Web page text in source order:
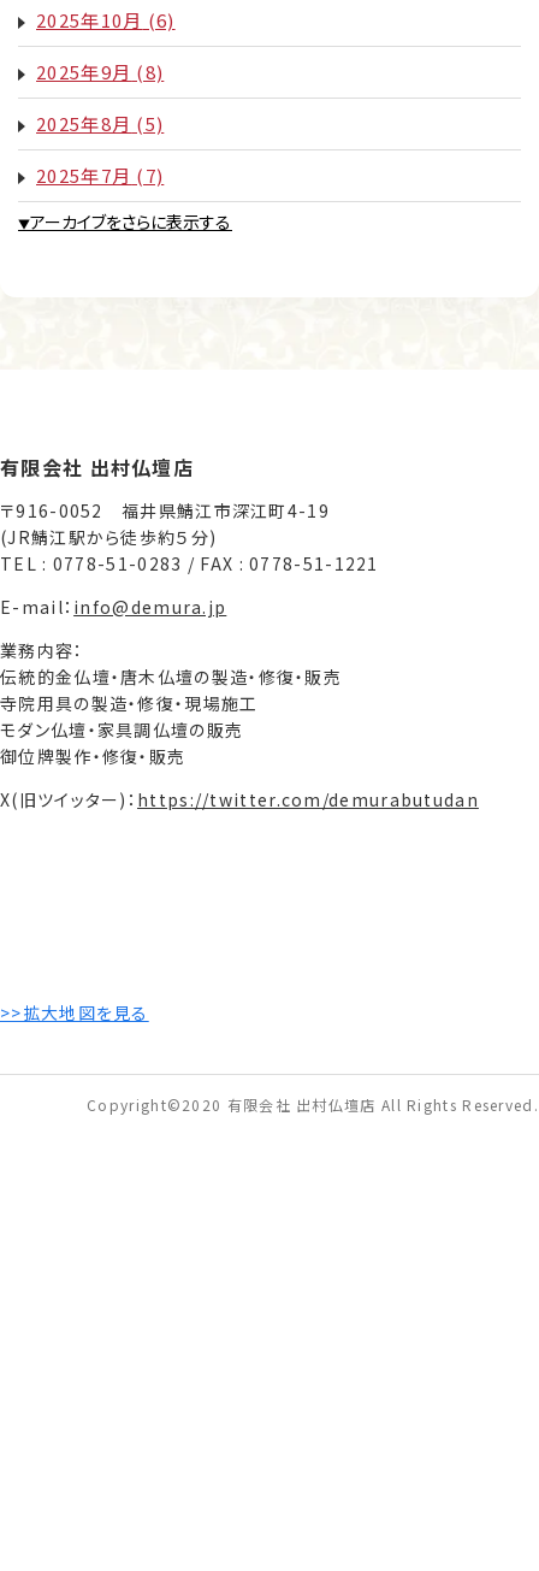
2025年10月 (6)
2025年9月 (8)
2025年8月 (5)
2025年7月 (7)
▼アーカイブをさらに表示する
有限会社 出村仏壇店
〒916-0052 福井県鯖江市深江町4-19
(JR鯖江駅から徒歩約５分)
TEL : 0778-51-0283 / FAX : 0778-51-1221
E-mail： info@demura.jp
業務内容：
伝統的金仏壇・唐木仏壇の製造・修復・販売
寺院用具の製造・修復・現場施工
モダン仏壇・家具調仏壇の販売
御位牌製作・修復・販売
X(旧ツイッター)： https://twitter.com/demurabutudan
>>拡大地図を見る
Copyright©2020 有限会社 出村仏壇店 All Rights Reserved.